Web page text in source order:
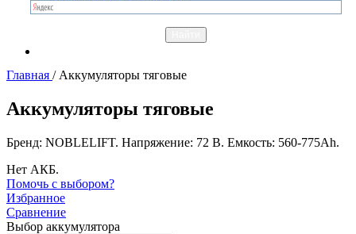
Главная / Аккумуляторы тяговые
Аккумуляторы тяговые
Бренд: NOBLELIFT. Напряжение: 72 В. Емкость: 560-775Ah.
Нет АКБ.
Помочь с выбором?
Избранное
Сравнение
Выбор аккумулятора